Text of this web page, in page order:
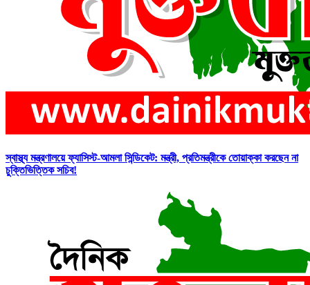
স্বাস্থ্য মন্ত্রণালয়ে ফ্যাসিস্ট-আমলা সিন্ডিকেট: মন্ত্রী, প্রতিমন্ত্রীকে তোয়াক্কা করছেন না
চুক্তিভিত্তিক সচিব!